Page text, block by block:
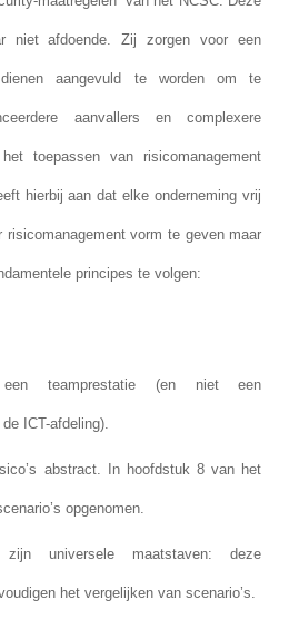
niet afdoende. Zij zorgen voor een
dienen aangevuld te worden om te
aanvallers en complexere
toepassen van risicomanagement
hierbij aan dat elke onderneming vrij
risicomanagement vorm te geven maar
principes te volgen:
een teamprestatie (en niet een
ICT-afdeling).
abstract. In hoofdstuk 8 van het
opgenomen.
universele maatstaven: deze
het vergelijken van scenario’s.